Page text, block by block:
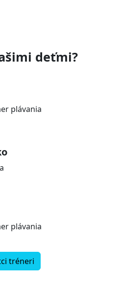
deťmi?
plávania
plávania
tréneri